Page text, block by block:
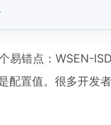
易错点：WSEN-
配置值。很多开发